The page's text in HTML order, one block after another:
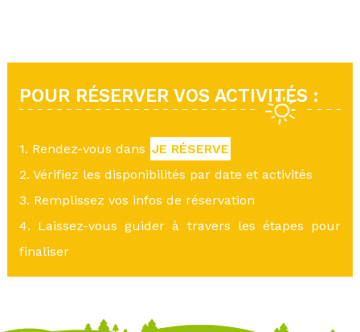
POUR RÉSERVER VOS ACTIVITÉS :
1. Rendez-vous dans JE RÉSERVE
2. Vérifiez les disponibilités par date et activités
3. Remplissez vos infos de réservation
4. Laissez-vous guider à travers les étapes pour
finaliser